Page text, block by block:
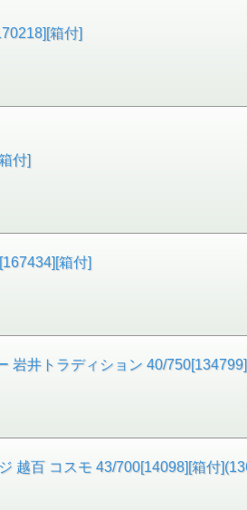
箱付]
付]
箱付]
岩井トラディション 40/
越百 コスモ 43/700[14098][箱付